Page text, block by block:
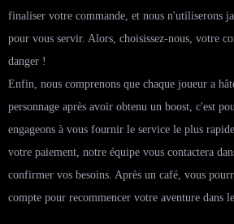
finaliser votre commande, et nous n'utiliserons
pour vous servir. Alors, choisissez-nous, votre
danger !
Enfin, nous comprenons que chaque joueur a
personnage après avoir obtenu un boost, c'est
engageons à vous fournir le service le plus
votre paiement, notre équipe vous contactera
confirmer vos besoins. Après un café, vous
compte pour recommencer votre aventure dans